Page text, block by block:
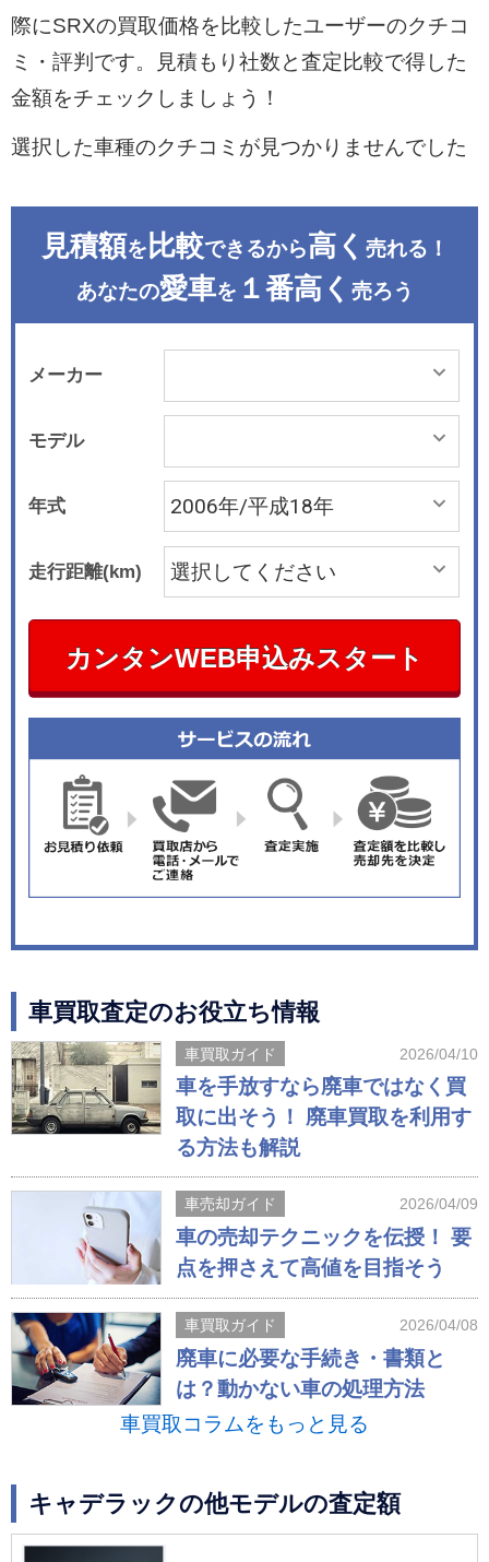
際にSRXの買取価格を比較したユーザーのクチコ
ミ・評判です。見積もり社数と査定比較で得した
金額をチェックしましょう！
選択した車種のクチコミが見つかりませんでした
見積額を 比較できるから高く 売れる！
あなたの愛車を １番高く 売ろう
メーカー
モデル
年式
走行距離(km)
カンタンWEB申込みスタート
車買取査定のお役立ち情報
車買取ガイド 2026/04/10
車を手放すなら廃車ではなく買
取に出そう！ 廃車買取を利用す
る方法も解説
車売却ガイド 2026/04/09
車の売却テクニックを伝授！ 要
点を押さえて高値を目指そう
車買取ガイド 2026/04/08
廃車に必要な手続き・書類と
は？動かない車の処理方法
車買取コラムをもっと見る
キャデラックの他モデルの査定額